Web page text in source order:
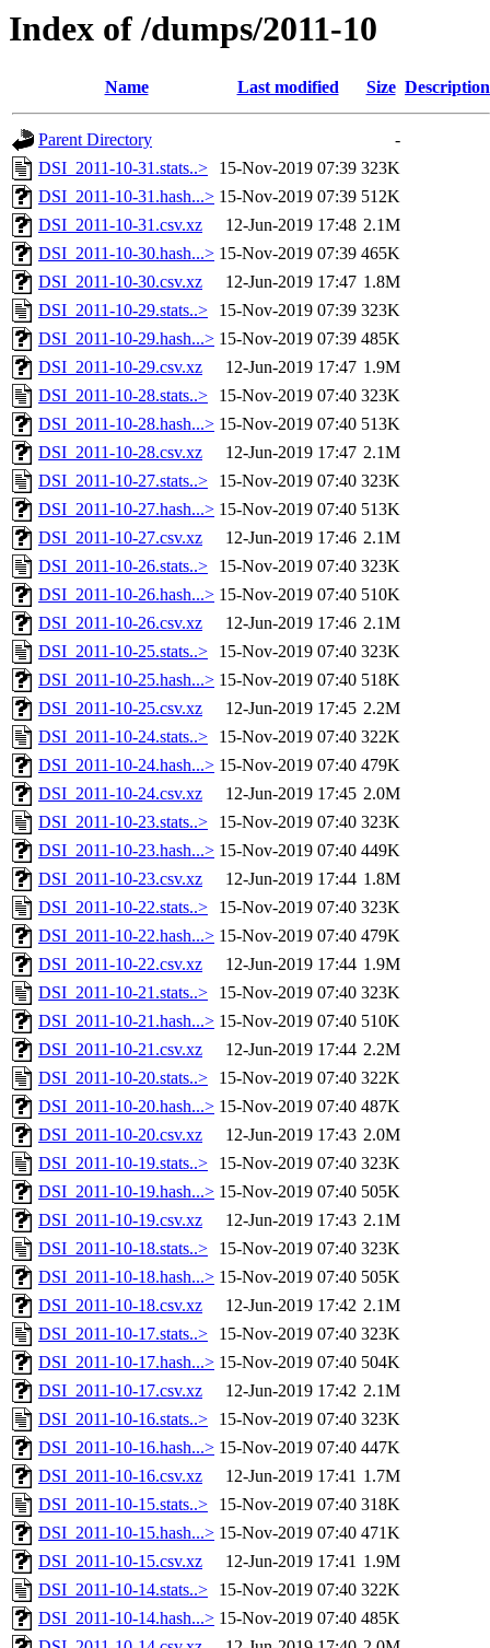
Index of /dumps/2011-10
Name Last modified Size Description
Parent Directory
-
DSI_2011-10-31.stats..>
15-Nov-2019 07:39 323K
DSI_2011-10-31.hash...> 15-Nov-2019 07:39 512K
DSI_2011-10-31.csv.xz
12-Jun-2019 17:48 2.1M
DSI_2011-10-30.hash...> 15-Nov-2019 07:39 465K
DSI_2011-10-30.csv.xz
12-Jun-2019 17:47 1.8M
DSI_2011-10-29.stats..>
15-Nov-2019 07:39 323K
DSI_2011-10-29.hash...> 15-Nov-2019 07:39 485K
DSI_2011-10-29.csv.xz
12-Jun-2019 17:47 1.9M
DSI_2011-10-28.stats..>
15-Nov-2019 07:40 323K
DSI_2011-10-28.hash...> 15-Nov-2019 07:40 513K
DSI_2011-10-28.csv.xz
12-Jun-2019 17:47 2.1M
DSI_2011-10-27.stats..>
15-Nov-2019 07:40 323K
DSI_2011-10-27.hash...> 15-Nov-2019 07:40 513K
DSI_2011-10-27.csv.xz
12-Jun-2019 17:46 2.1M
DSI_2011-10-26.stats..>
15-Nov-2019 07:40 323K
DSI_2011-10-26.hash...> 15-Nov-2019 07:40 510K
DSI_2011-10-26.csv.xz
12-Jun-2019 17:46 2.1M
DSI_2011-10-25.stats..>
15-Nov-2019 07:40 323K
DSI_2011-10-25.hash...> 15-Nov-2019 07:40 518K
DSI_2011-10-25.csv.xz
12-Jun-2019 17:45 2.2M
DSI_2011-10-24.stats..>
15-Nov-2019 07:40 322K
DSI_2011-10-24.hash...> 15-Nov-2019 07:40 479K
DSI_2011-10-24.csv.xz
12-Jun-2019 17:45 2.0M
DSI_2011-10-23.stats..>
15-Nov-2019 07:40 323K
DSI_2011-10-23.hash...> 15-Nov-2019 07:40 449K
DSI_2011-10-23.csv.xz
12-Jun-2019 17:44 1.8M
DSI_2011-10-22.stats..>
15-Nov-2019 07:40 323K
DSI_2011-10-22.hash...> 15-Nov-2019 07:40 479K
DSI_2011-10-22.csv.xz
12-Jun-2019 17:44 1.9M
DSI_2011-10-21.stats..>
15-Nov-2019 07:40 323K
DSI_2011-10-21.hash...> 15-Nov-2019 07:40 510K
DSI_2011-10-21.csv.xz
12-Jun-2019 17:44 2.2M
DSI_2011-10-20.stats..>
15-Nov-2019 07:40 322K
DSI_2011-10-20.hash...> 15-Nov-2019 07:40 487K
DSI_2011-10-20.csv.xz
12-Jun-2019 17:43 2.0M
DSI_2011-10-19.stats..>
15-Nov-2019 07:40 323K
DSI_2011-10-19.hash...> 15-Nov-2019 07:40 505K
DSI_2011-10-19.csv.xz
12-Jun-2019 17:43 2.1M
DSI_2011-10-18.stats..>
15-Nov-2019 07:40 323K
DSI_2011-10-18.hash...> 15-Nov-2019 07:40 505K
DSI_2011-10-18.csv.xz
12-Jun-2019 17:42 2.1M
DSI_2011-10-17.stats..>
15-Nov-2019 07:40 323K
DSI_2011-10-17.hash...> 15-Nov-2019 07:40 504K
DSI_2011-10-17.csv.xz
12-Jun-2019 17:42 2.1M
DSI_2011-10-16.stats..>
15-Nov-2019 07:40 323K
DSI_2011-10-16.hash...> 15-Nov-2019 07:40 447K
DSI_2011-10-16.csv.xz
12-Jun-2019 17:41 1.7M
DSI_2011-10-15.stats..>
15-Nov-2019 07:40 318K
DSI_2011-10-15.hash...> 15-Nov-2019 07:40 471K
DSI_2011-10-15.csv.xz
12-Jun-2019 17:41 1.9M
DSI_2011-10-14.stats..>
15-Nov-2019 07:40 322K
DSI_2011-10-14.hash...> 15-Nov-2019 07:40 485K